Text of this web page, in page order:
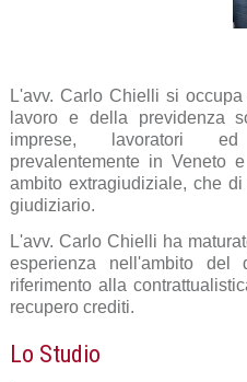
L'avv. Carlo Chielli si
lavoro e della previdenza
imprese, lavoratori ed
prevalentemente in Veneto
ambito extragiudiziale, che
giudiziario.
L'avv. Carlo Chielli ha
esperienza nell'ambito del
riferimento alla
recupero crediti.
Lo Studio